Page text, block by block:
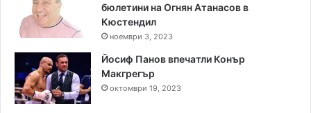
бюлетини на Огнян Атанасов в
Кюстендил
ноември 3, 2023
Йосиф Панов впечатли Конър
Макгрегър
октомври 19, 2023